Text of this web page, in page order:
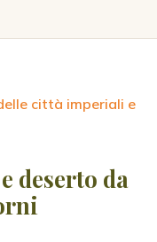
città imperiali e
deserto da